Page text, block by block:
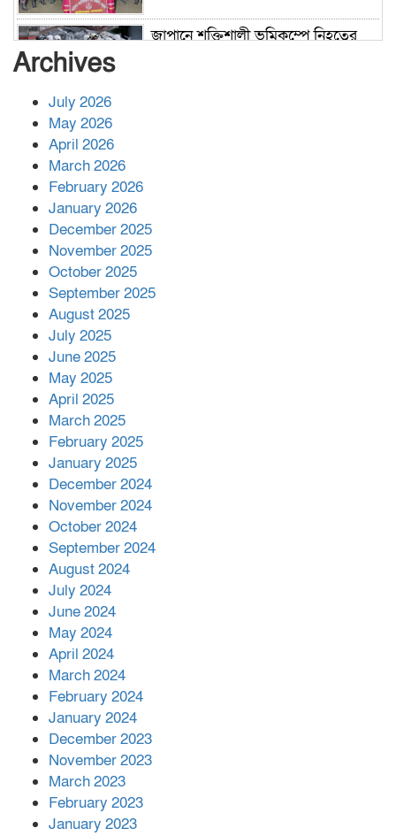
জাপানে শক্তিশালী ভূমিকম্পে নিহতের
পর ফোন তারেক রহমানের,গ্যাস সঙ্কট
সহায়তা দিলেন সাচিং প্রু জেরী
Archives
July 2026
May 2026
April 2026
March 2026
February 2026
January 2026
December 2025
November 2025
October 2025
September 2025
August 2025
July 2025
June 2025
May 2025
April 2025
March 2025
February 2025
January 2025
December 2024
November 2024
October 2024
September 2024
August 2024
July 2024
June 2024
May 2024
April 2024
March 2024
February 2024
January 2024
December 2023
November 2023
March 2023
February 2023
January 2023